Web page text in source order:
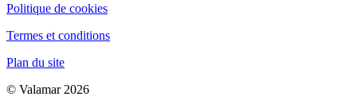
Politique de cookies
Termes et conditions
Plan du site
© Valamar 2026